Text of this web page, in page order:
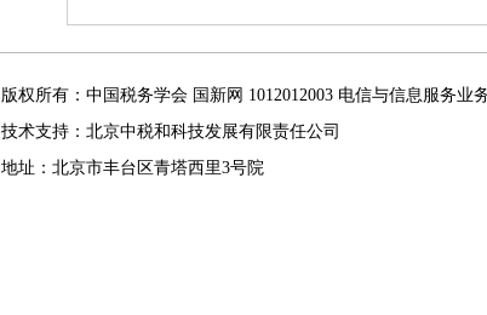
版权所有：中国税务学会 国新网 1012012003 电信与信息服务业
技术支持：北京中税和科技发展有限责任公司
地址：北京市丰台区青塔西里3号院